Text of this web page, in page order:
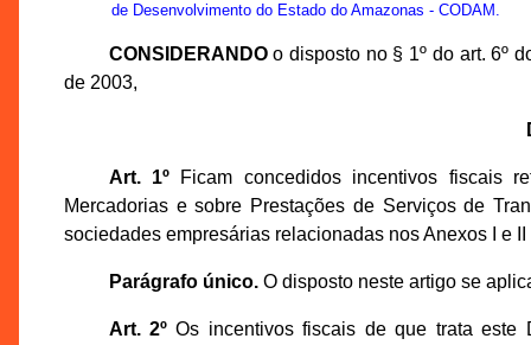
de Desenvolvimento do Estado do Amazonas - CODAM.
CONSIDERANDOo disposto no § 1º do art. 6º
de 2003,
Art. 1ºFicam concedidos incentivos fiscais
Mercadorias e sobre Prestações de Serviços de
sociedades empresárias relacionadas nos Anexos I e
Parágrafo único.O disposto neste artigo se
Art. 2º Os incentivos fiscais de que trata este